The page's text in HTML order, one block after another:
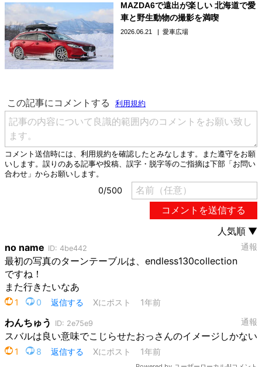
MAZDA6で遠出が楽しい 北海道で愛
車と野生動物の撮影を満喫
2026.06.21 愛車広場